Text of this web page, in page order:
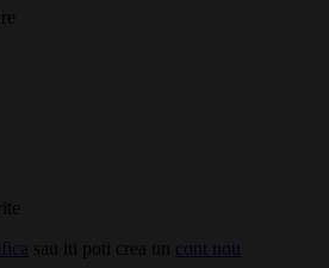
sau iti poti crea un cont nou